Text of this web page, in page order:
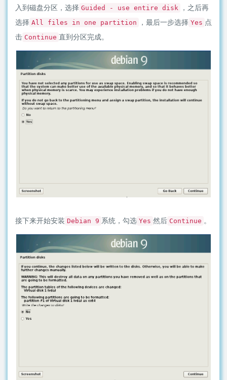
入到磁盘分区，选择 Guided - use entire disk
，之后再
选择 All files in one partition ，最后一步选择 Yes 点
击 Continue 直到分区完成。
接下来开始安装 Debian 9 系统，勾选 Yes 然后 Continue 。